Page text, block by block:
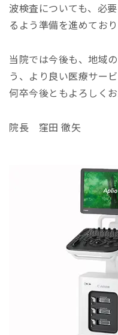
波検査についても、必
るよう準備を進めており
当院では今後も、地域
う、より良い医療サー
何卒今後ともよろしく
院長 窪田 徹矢